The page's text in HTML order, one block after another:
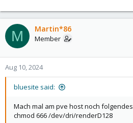
M Martin*86
Member
Aug 10, 2024
bluesite said:
Mach mal am pve host noch folgendes
chmod 666 /dev/dri/renderD128